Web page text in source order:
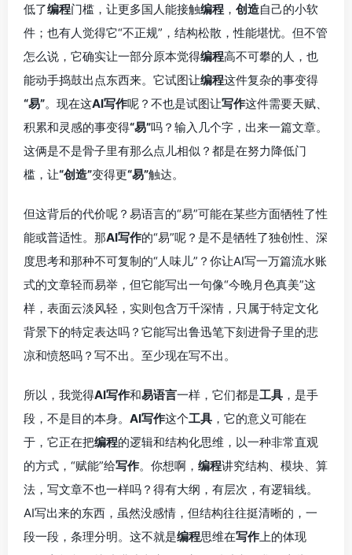
低了编程门槛，让更多国人能接触编程 ， 创造自己的小软
件；也有人觉得它“不正规”，结构松散，性能堪忧。但不管
怎么说，它确实让一部分原本觉得编程高不可攀的人，也
能动手捣鼓出点东西来。它试图让编程这件复杂的事变得
“易”。现在这AI写作呢？不也是试图让写作这件需要天赋、
积累和灵感的事变得“易”吗？输入几个字，出来一篇文章。
这俩是不是骨子里有那么点儿相似？都是在努力降低门
槛，让“创造”变得更“易”触达。
但这背后的代价呢？易语言的“易”可能在某些方面牺牲了性
能或普适性。那AI写作的“易”呢？是不是牺牲了独创性、深
度思考和那种不可复制的“人味儿”？你让AI写一万篇流水账
式的文章轻而易举，但它能写出一句像“今晚月色真美”这
样，表面云淡风轻，实则包含万千深情，只属于特定文化
背景下的特定表达吗？它能写出鲁迅笔下刻进骨子里的悲
凉和愤怒吗？写不出。至少现在写不出。
所以，我觉得AI写作和易语言一样，它们都是工具 ，是手
段，不是目的本身。 AI写作这个工具 ，它的意义可能在
于，它正在把编程的逻辑和结构化思维，以一种非常直观
的方式，“赋能”给写作。你想啊， 编程讲究结构、模块、算
法，写文章不也一样吗？得有大纲，有层次，有逻辑线。
AI写出来的东西，虽然没感情，但结构往往挺清晰的，一
段一段，条理分明。这不就是编程思维在写作 上的体现